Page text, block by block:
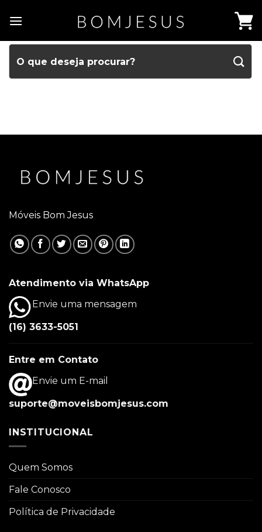
Móveis Bom Jesus
Atendimento via WhatsApp
Envie uma mensagem
(16) 3633-5051
Entre em Contato
Envie um E-mail
suporte@moveisbomjesus.com
INSTITUCIONAL
Quem Somos
Fale Conosco
Política de Privacidade